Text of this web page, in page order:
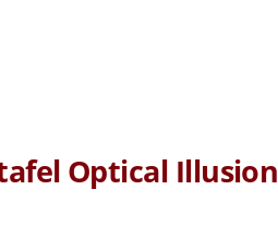
Optical Illusion